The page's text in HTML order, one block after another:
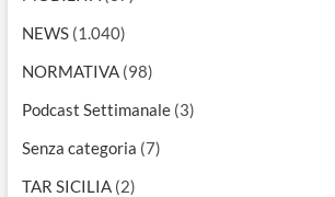
NEWS(1.040)
NORMATIVA(98)
Podcast Settimanale(3)
Senza categoria (7)
TAR SICILIA(2)